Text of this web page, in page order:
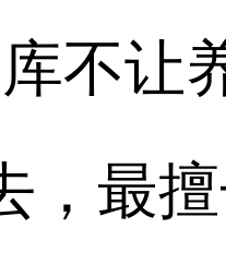
让养
，最